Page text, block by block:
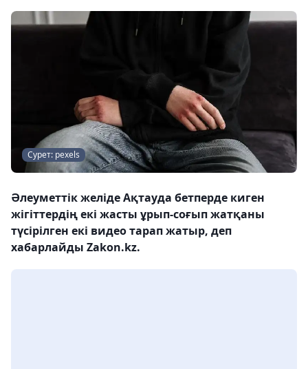
Сурет: pexels
Әлеуметтік желіде Ақтауда бетперде киген
жігіттердің екі жасты ұрып-соғып жатқаны
түсірілген екі видео тарап жатыр, деп
хабарлайды Zakon.kz.